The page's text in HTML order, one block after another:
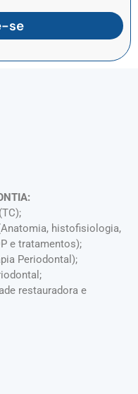
se
histofisiologia,
e tratamentos);
Periodontal);
restauradora e